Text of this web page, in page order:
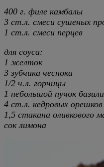
400 г. филе камбалы
3 ст.л. смеси сушеных
1 ст.л. смеси перцев
для соуса:
1 желток
3 зубчика чеснока
1/2 ч.л. горчицы
1 небольшой пучок
4 ст.л. кедровых орешков
1,5 стакана оливкового
сок лимона